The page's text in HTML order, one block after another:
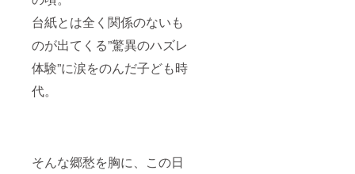
台紙とは全く関係のないも
のが出てくる”驚異のハズレ
体験”に涙をのんだ子ども時
代。
そんな郷愁を胸に、この日